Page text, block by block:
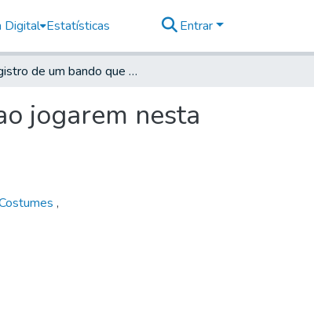
Digital Estatísticas Entrar
Registro de um bando que se lançou para os negros nao jogarem nesta cidade
jogarem nesta
,